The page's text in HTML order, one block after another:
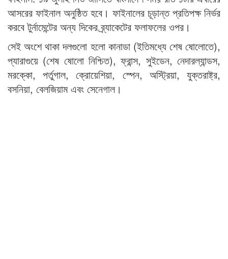
আসরের ফাইনাল অনুষ্ঠিত হবে। ফাইনালের চূড়ান্ত প্রতিপক্ষ নির্ভর
করবে টুর্নামেন্টের অন্য দিকের ব্র্যাকেটের ফলাফলের ওপর।
সেই অংশে থাকা দলগুলো হলো কানাডা (ইতিমধ্যে শেষ ষোলোতে),
প্যারাগুয়ে (শেষ ষোলো নিশ্চিত), ফ্রান্স, সুইডেন, নেদারল্যান্ডস,
মরক্কো, পর্তুগাল, ক্রোয়েশিয়া, স্পেন, অস্ট্রিয়া, যুক্তরাষ্ট্র,
বসনিয়া, বেলজিয়াম এবং সেনেগাল।